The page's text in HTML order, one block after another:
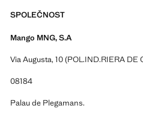
SPOLEČNOST
Mango MNG, S.A
Via Augusta, 10 (POL.IND.RIERA DE
08184
Palau de Plegamans.